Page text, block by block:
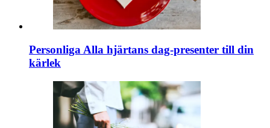
Personliga Alla hjärtans dag-presenter till din
kärlek